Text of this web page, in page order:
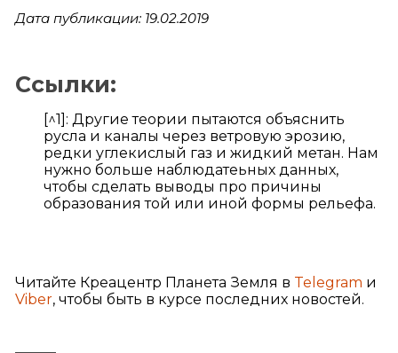
Дата публикации: 19.02.2019
Ссылки:
[^1]: Другие теории пытаются объяснить
русла и каналы через ветровую эрозию,
редки углекислый газ и жидкий метан. Нам
нужно больше наблюдатеьных данных,
чтобы сделать выводы про причины
образования той или иной формы рельефа.
Читайте Креацентр Планета Земля в Telegram и
Viber, чтобы быть в курсе последних новостей.